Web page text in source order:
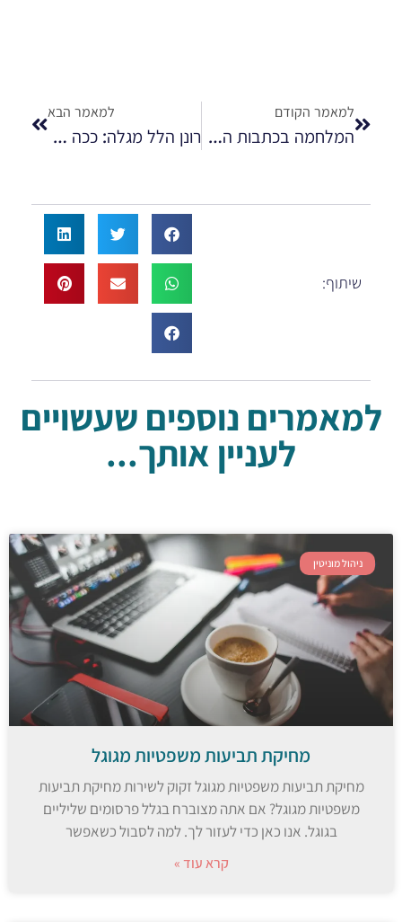
למאמר הקודם
המלחמה בכתבות השליליות: רונן הלל מסביר איך לנצח את גוגל
למאמר הבא
רונן הלל מגלה: ככה מוחקים פסקי דין מתוצאות החיפוש
שיתוף:
למאמרים נוספים שעשויים
לעניין אותך...
ניהול מוניטין
מחיקת תביעות משפטיות מגוגל
מחיקת תביעות משפטיות מגוגל זקוק לשירות מחיקת תביעות
משפטיות מגוגל? אם אתה מצוברח בגלל פרסומים שליליים
בגוגל. אנו כאן כדי לעזור לך. למה לסבול כשאפשר
קרא עוד »